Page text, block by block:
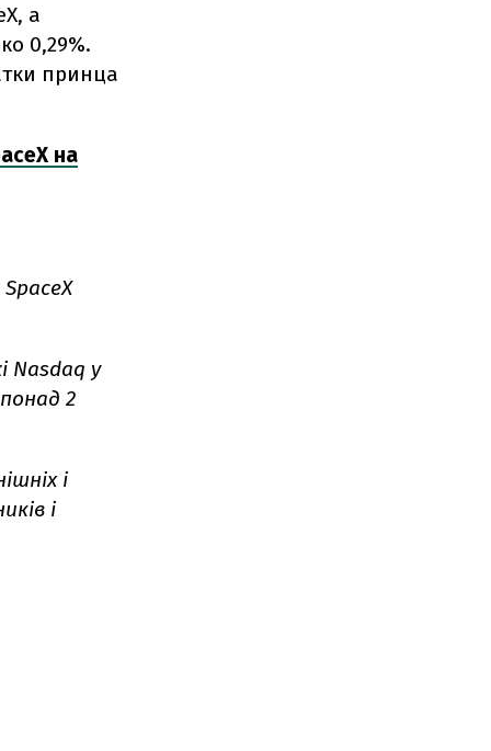
а
0,29%.
принца
на
Nasdaq у
2
і
і